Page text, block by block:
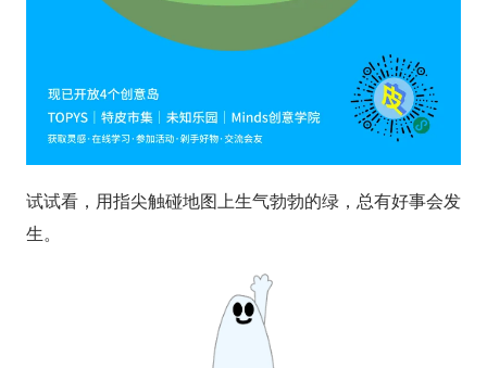
试试看，用指尖触碰地图上生气勃勃的绿，总有好事会发
生。